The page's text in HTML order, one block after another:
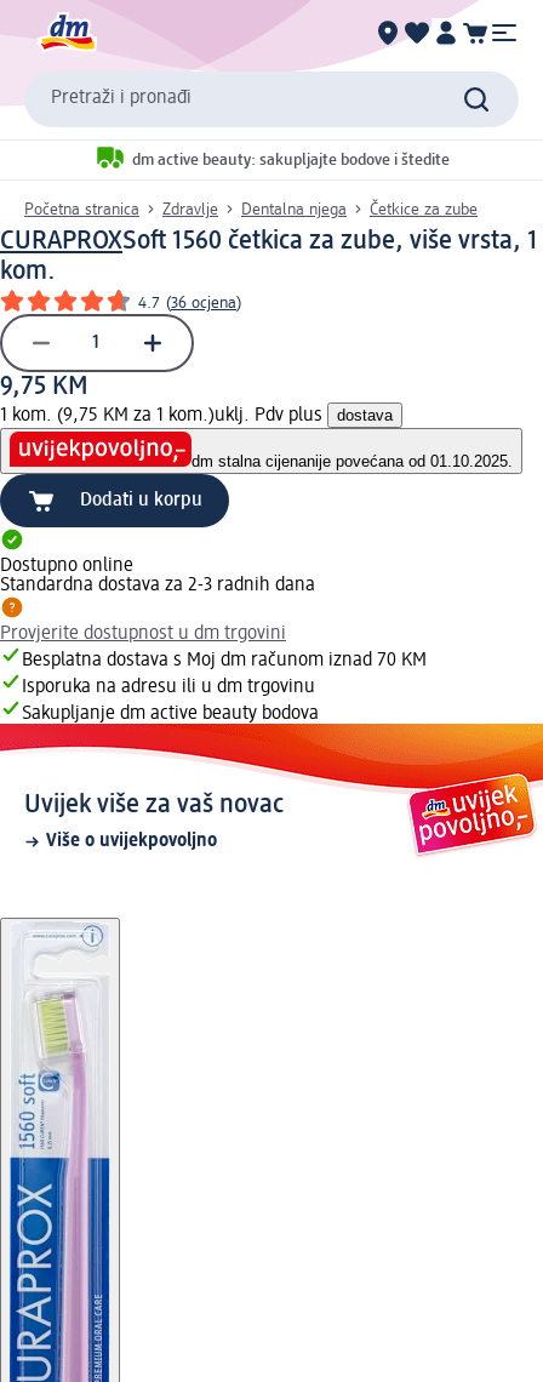
Pretraži i pronađi
dm active beauty: sakupljajte bodove i štedite
Početna stranica Zdravlje Dentalna njega Četkice za zube
CURAPROXSoft 1560 četkica za zube, više vrsta, 1
kom.
4.7 (36 ocjena)
9,75 KM
1 kom. (9,75 KM za 1 kom.)uklj. Pdv plus dostava
dm stalna cijenanije povećana od 01.10.2025.
Dodati u korpu
Dostupno online
Standardna dostava za 2-3 radnih dana
Provjerite dostupnost u dm trgovini
Besplatna dostava s Moj dm računom iznad 70 KM
Isporuka na adresu ili u dm trgovinu
Sakupljanje dm active beauty bodova
Uvijek više za vaš novac
Više o uvijekpovoljno